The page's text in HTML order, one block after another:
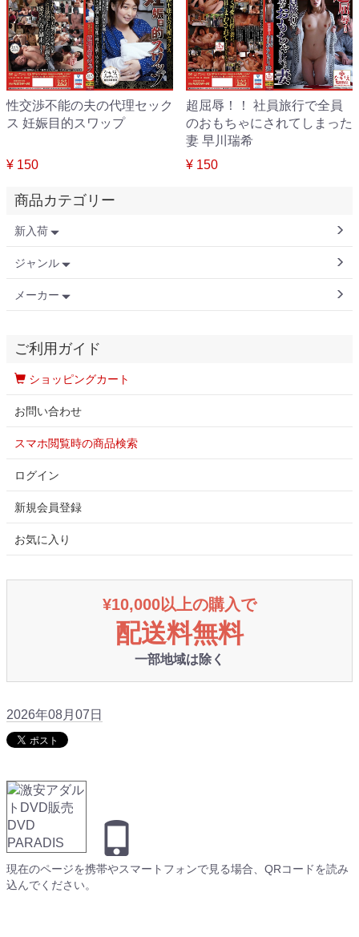
性交渉不能の夫の代理セック
ス 妊娠目的スワップ
¥ 150
超屈辱！！ 社員旅行で全員
のおもちゃにされてしまった
妻 早川瑞希
¥ 150
商品カテゴリー
新入荷
ジャンル
メーカー
ご利用ガイド
ショッピングカート
お問い合わせ
スマホ閲覧時の商品検索
ログイン
新規会員登録
お気に入り
¥10,000以上の購入で
配送料無料
一部地域は除く
2026年08月07日
現在のページを携帯やスマートフォンで見る場合、QRコードを読み
込んでください。